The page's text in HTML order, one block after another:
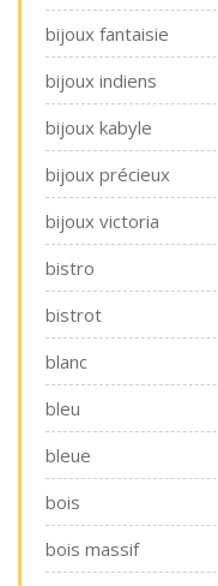
bijoux fantaisie
bijoux indiens
bijoux kabyle
bijoux précieux
bijoux victoria
bistro
bistrot
blanc
bleu
bleue
bois
bois massif